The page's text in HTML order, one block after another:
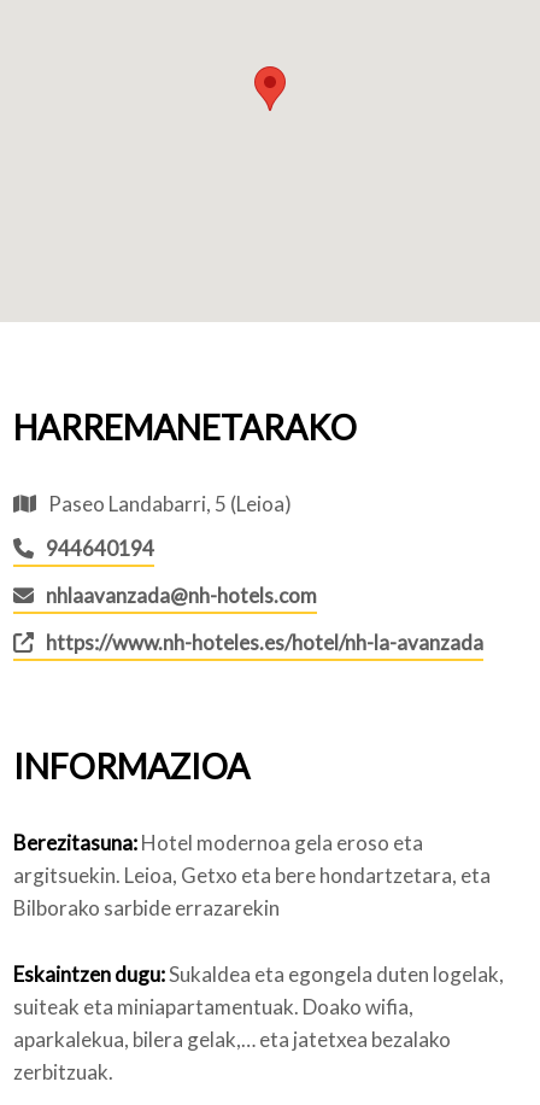
HARREMANETARAKO
Paseo Landabarri, 5 (Leioa)
944640194
nhlaavanzada@nh-hotels.com
https://www.nh-hoteles.es/hotel/nh-la-avanzada
INFORMAZIOA
Berezitasuna:Hotel modernoa gela eroso eta
argitsuekin. Leioa, Getxo eta bere hondartzetara, eta
Bilborako sarbide errazarekin
Eskaintzen dugu:Sukaldea eta egongela duten logelak,
suiteak eta miniapartamentuak. Doako wifia,
aparkalekua, bilera gelak,… eta jatetxea bezalako
zerbitzuak.